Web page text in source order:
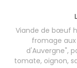
Viande de bœuf
fromage
d'Auvergne",
tomate, oignon,